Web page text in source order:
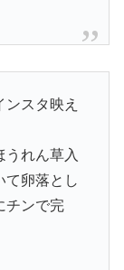
スタ映え
うれん草入
て卵落とし
チンで完